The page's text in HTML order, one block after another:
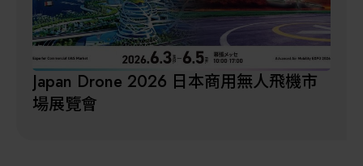
Japan Drone 2026 日本商用無人飛機市
場展覽會